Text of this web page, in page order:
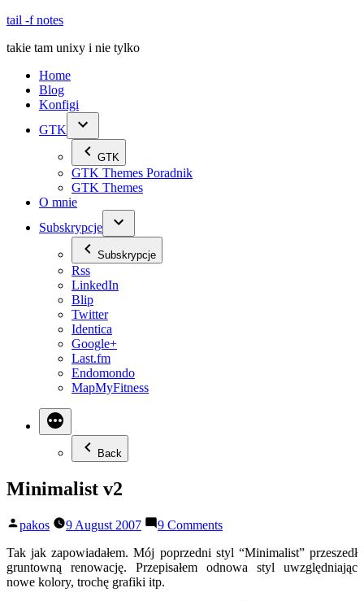
Skip
content
tail -f notes
takie tam unixy i nie tylko
Home
Blog
Konfigi
GTK
GTK
GTK Themes Poradnik
GTK Themes
O mnie
Subskrypcje
Subskrypcje
Rss
LinkedIn
Blip
Twitter
Identica
Google+
Last.fm
Endomondo
MapMyFitness
Back
Minimalist v2
Posted
pakos 9 August 2007 9 Commentson
v2
Tak jak zapowiadałem. Mój poprzedni styl “Minimalist” przeszedł
gruntowną renowację. Przepisałem odnowa styl uwzględniając
nowe kolory, trochę grafiki itp.